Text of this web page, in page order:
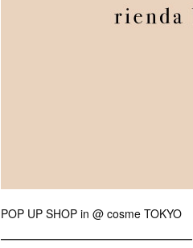
POP UP SHOP in @ cosme TOKYO
━━━━━━━━━━━━━━━━━